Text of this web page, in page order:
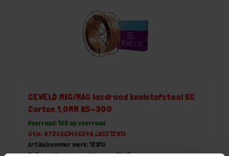
CEWELD MIG/MAG lasdraad koolstofstaal SG
Corten 1,0MM BS-300
Voorraad: 105 op voorraad
Gtin: 8720663406248,LBCE12910
Artikelnummer merk: 12910